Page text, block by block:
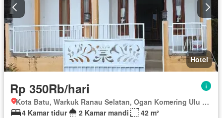
Hotel
Rp 350Rb/hari
Kota Batu, Warkuk Ranau Selatan, Ogan Komering Ulu Selatan, Sumatera Selatan
4 Kamar tidur
2 Kamar mandi
42 m²